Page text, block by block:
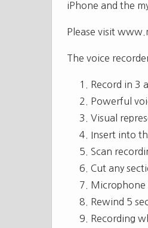
iPhone and the
Please visit
The voice
Record in 3
Powerful
Visual
Insert into
Scan
Cut any
Microphone
Rewind 5
Recording